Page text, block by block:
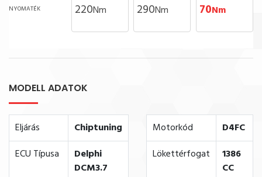
NYOMATÉK 220Nm 290Nm 70Nm
MODELL ADATOK
Eljárás
Chiptuning
ECU Típusa
Delphi
DCM3.7
Motorkód
D4FC
Lökettérfogat
1386
CC